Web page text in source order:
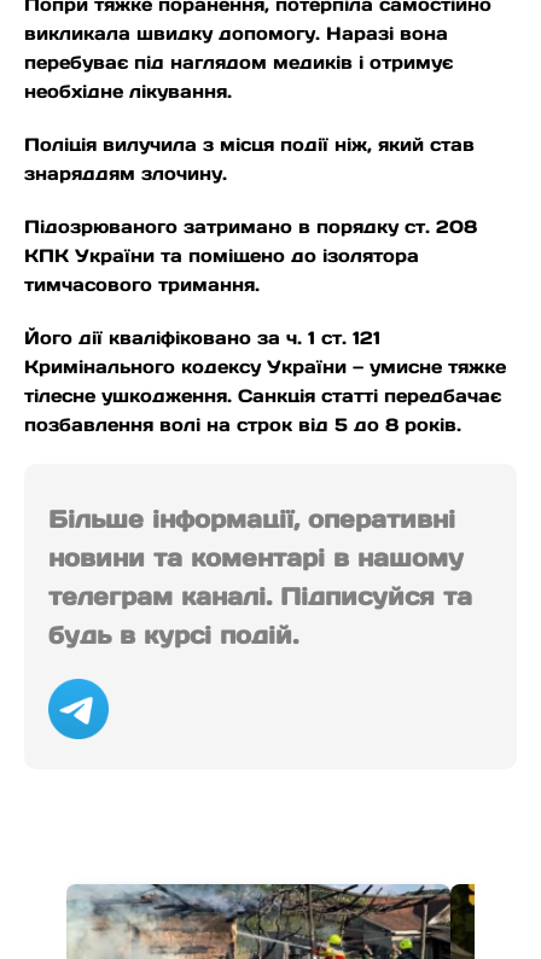
викликала швидку допомогу. Наразі вона
перебуває під наглядом медиків і отримує
необхідне лікування.
Поліція вилучила з місця події ніж, який став
знаряддям злочину.
Підозрюваного затримано в порядку ст. 208
КПК України та поміщено до ізолятора
тимчасового тримання.
Його дії кваліфіковано за ч. 1 ст. 121
Кримінального кодексу України — умисне тяжке
тілесне ушкодження. Санкція статті передбачає
позбавлення волі на строк від 5 до 8 років.
Більше інформації, оперативні
новини та коментарі в нашому
телеграм каналі. Підписуйся та
будь в курсі подій.